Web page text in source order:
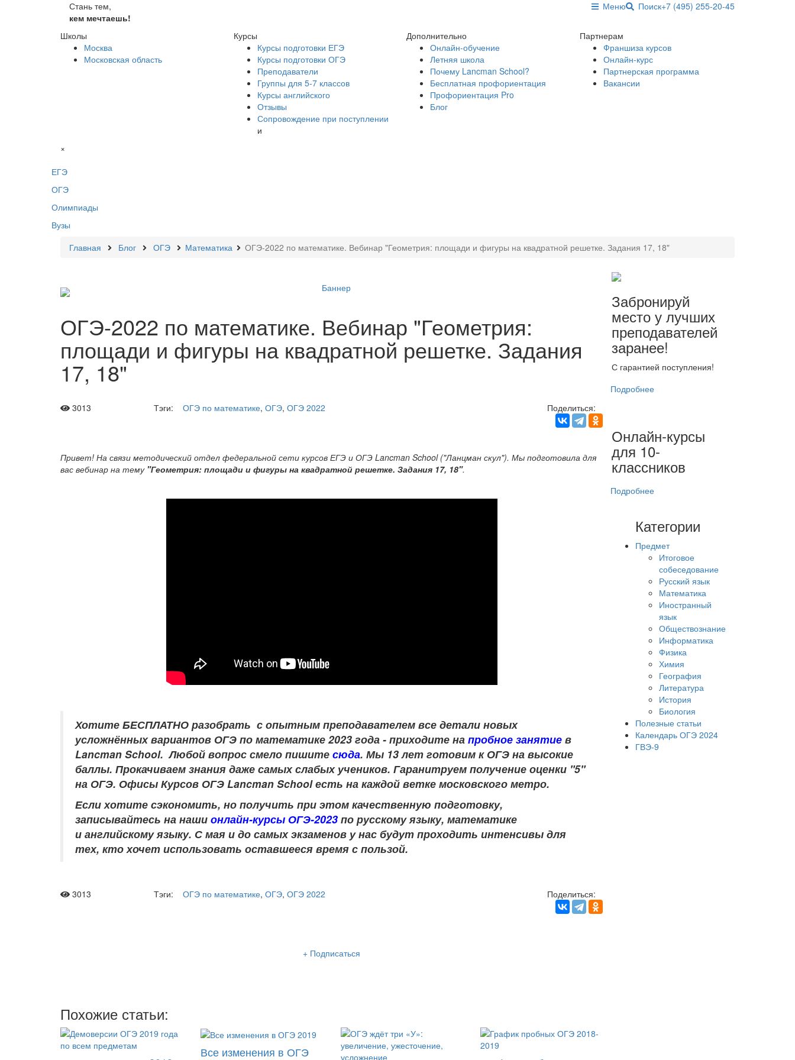
Стань тем,
кем мечтаешь!
+7 (495) 255-20-45
Поиск
Меню
Школы
Москва
Московская область
Курсы
Курсы подготовки ЕГЭ
Курсы подготовки ОГЭ
Преподаватели
Группы для 5-7 классов
Курсы английского
Отзывы
Сопровождение при поступлении
и
Дополнительно
Онлайн-обучение
Летняя школа
Почему Lancman School?
Бесплатная профориентация
Профориентация Pro
Блог
Партнерам
Франшиза курсов
Онлайн-курс
Партнерская программа
Вакансии
×
ЕГЭ
ОГЭ
Олимпиады
Вузы
Главная
Блог ОГЭ Математика ОГЭ-2022 по математике. Вебинар "Геометрия: площади и фигуры на квадратной решетке. Задания 17, 18"
ОГЭ-2022 по математике. Вебинар "Геометрия:
площади и фигуры на квадратной решетке. Задания
17, 18"
3013 Тэги: ОГЭ по математике, ОГЭ, ОГЭ 2022 Поделиться:
Привет! На связи методический отдел федеральной сети курсов ЕГЭ и ОГЭ Lancman School ("Ланцман скул"). Мы подготовила для
вас вебинар на тему "Геометрия: площади и фигуры на квадратной решетке. Задания 17, 18".
Хотите БЕСПЛАТНО разобрать с опытным преподавателем все детали новых
усложнённых вариантов ОГЭ по математике 2023 года - приходите на пробное занятие в
Lancman School.Любой вопрос смело пишите сюда. Мы 13 лет готовим к ОГЭ на высокие
баллы. Прокачиваем знания даже самых слабых учеников. Гаранитруем получение оценки "5"
на ОГЭ. Офисы Курсов ОГЭ Lancman School есть на каждой ветке московского метро.
Если хотите сэкономить, но получить при этом качественную подготовку,
записывайтесь на наши онлайн-курсы ОГЭ-2023 по русскому языку, математике
и английскому языку. С мая и до самых экзаменов у нас будут проходить интенсивы для
тех, кто хочет использовать оставшееся время с пользой.
3013 Тэги: ОГЭ по математике, ОГЭ, ОГЭ 2022 Поделиться:
+ Подписаться
Похожие статьи:
Все изменения в ОГЭ
Забронируй
место у лучших
преподавателей
заранее!
С гарантией поступления!
Подробнее
Онлайн-курсы
для 10-
классников
Подробнее
Категории
Предмет
Итоговое
собеседование
Русский язык
Математика
Иностранный
язык
Обществознание
Информатика
Физика
Химия
География
Литература
История
Биология
Полезные статьи
Календарь ОГЭ 2024
ГВЭ-9